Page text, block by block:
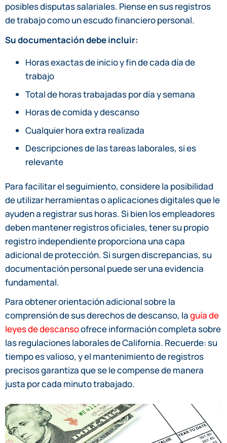
posibles disputas salariales. Piense en sus registros
de trabajo como un escudo financiero personal.
Su documentación debe incluir:
Horas exactas de inicio y fin de cada día de
trabajo
Total de horas trabajadas por día y semana
Horas de comida y descanso
Cualquier hora extra realizada
Descripciones de las tareas laborales, si es
relevante
Para facilitar el seguimiento, considere la posibilidad
de utilizar herramientas o aplicaciones digitales que le
ayuden a registrar sus horas. Si bien los empleadores
deben mantener registros oficiales, tener su propio
registro independiente proporciona una capa
adicional de protección. Si surgen discrepancias, su
documentación personal puede ser una evidencia
fundamental.
Para obtener orientación adicional sobre la
comprensión de sus derechos de descanso, laguía de
leyes de descansoofrece información completa sobre
las regulaciones laborales de California. Recuerde: su
tiempo es valioso, y el mantenimiento de registros
precisos garantiza que se le compense de manera
justa por cada minuto trabajado.